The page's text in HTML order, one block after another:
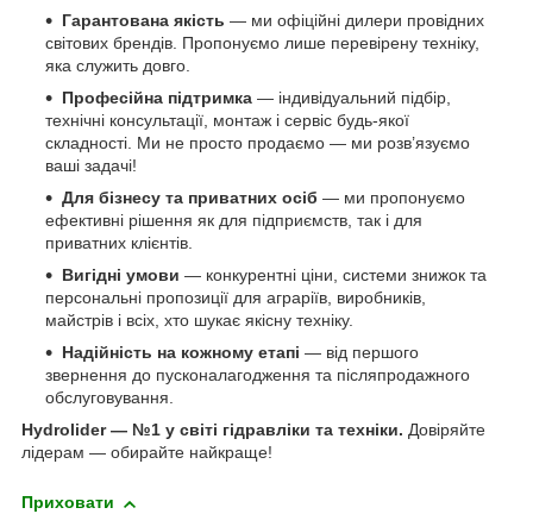
Гарантована якість — ми офіційні дилери провідних
світових брендів. Пропонуємо лише перевірену техніку,
яка служить довго.
Професійна підтримка — індивідуальний підбір,
технічні консультації, монтаж і сервіс будь-якої
складності. Ми не просто продаємо — ми розв’язуємо
ваші задачі!
Для бізнесу та приватних осіб — ми пропонуємо
ефективні рішення як для підприємств, так і для
приватних клієнтів.
Вигідні умови — конкурентні ціни, системи знижок та
персональні пропозиції для аграріїв, виробників,
майстрів і всіх, хто шукає якісну техніку.
Надійність на кожному етапі — від першого
звернення до пусконалагодження та післяпродажного
обслуговування.
Hydrolider — №1 у світі гідравліки та техніки. Довіряйте
лідерам — обирайте найкраще!
Приховати